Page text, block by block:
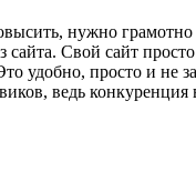
нужно
Свой сайт
удобно, просто и не
ведь